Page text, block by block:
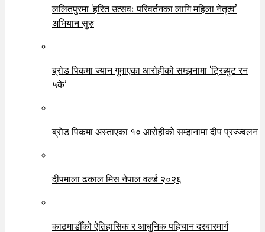
ललितपुरमा ‘हरित उत्सवः परिवर्तनका लागि महिला नेतृत्व’
अभियान सुरु
ब्रोड पिकमा ज्यान गुमाएका आरोहीको सम्झनामा ‘ट्रिब्युट रन
५के’
ब्रोड पिकमा अस्ताएका १० आरोहीको सम्झनामा दीप प्रज्ज्वलन
दीपमाला ढकाल मिस नेपाल वर्ल्ड २०२६
काठमाडौँको ऐतिहासिक र आधुनिक पहिचान दरबारमार्ग